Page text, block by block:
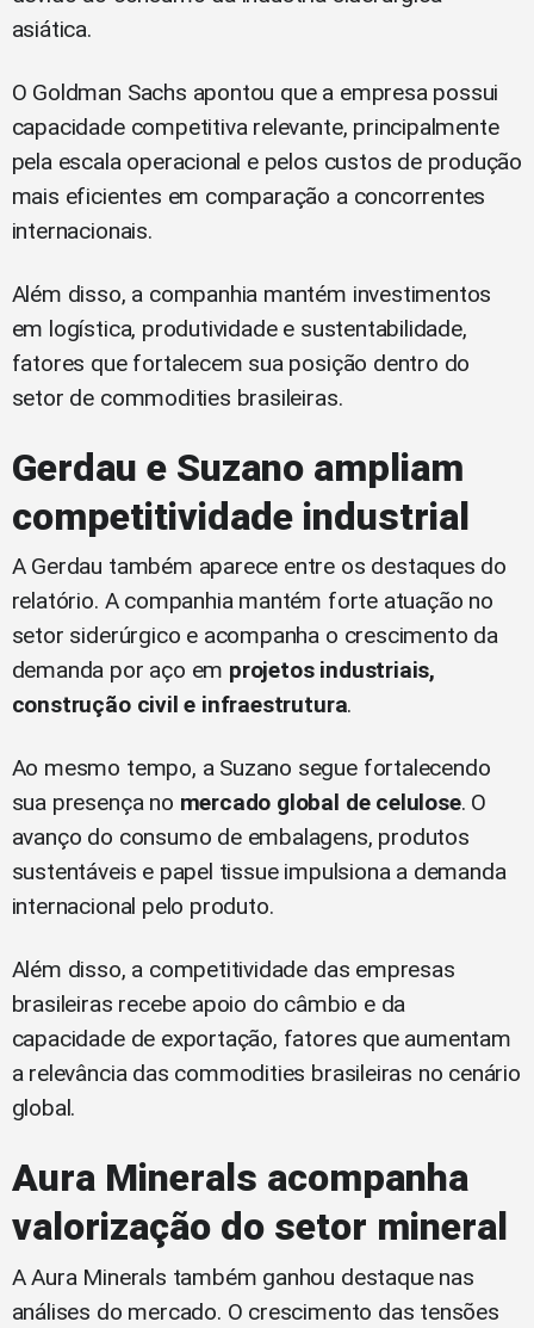
asiática.
O Goldman Sachs apontou que a empresa possui
capacidade competitiva relevante, principalmente
pela escala operacional e pelos custos de produção
mais eficientes em comparação a concorrentes
internacionais.
Além disso, a companhia mantém investimentos
em logística, produtividade e sustentabilidade,
fatores que fortalecem sua posição dentro do
setor de commodities brasileiras.
Gerdau e Suzano ampliam
competitividade industrial
A Gerdau também aparece entre os destaques do
relatório. A companhia mantém forte atuação no
setor siderúrgico e acompanha o crescimento da
demanda por aço em projetos industriais,
construção civil e infraestrutura.
Ao mesmo tempo, a Suzano segue fortalecendo
sua presença no mercado global de celulose. O
avanço do consumo de embalagens, produtos
sustentáveis e papel tissue impulsiona a demanda
internacional pelo produto.
Além disso, a competitividade das empresas
brasileiras recebe apoio do câmbio e da
capacidade de exportação, fatores que aumentam
a relevância das commodities brasileiras no cenário
global.
Aura Minerals acompanha
valorização do setor mineral
A Aura Minerals também ganhou destaque nas
análises do mercado. O crescimento das tensões